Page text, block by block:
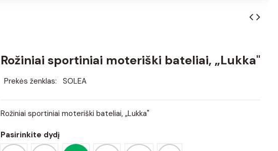
Rožiniai sportiniai moteriški bateliai, „Lukka"
Prekės ženklas: SOLEA
Rožiniai sportiniai moteriški bateliai, „Lukka"
Pasirinkite dydį